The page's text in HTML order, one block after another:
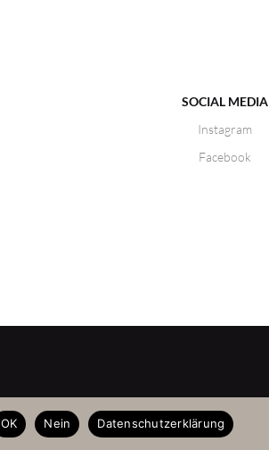
SOCIAL MEDIA
Instagram
Facebook
OK Nein Datenschutzerklärung